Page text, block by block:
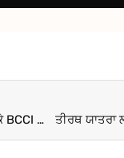
MS Dhoni ਨੂੰ ਲੈ ਕੇ BCCI ਦਾ ਵੱਡਾ ਫੈਸਲਾ, ਜਰਸੀ ਨੰਬਰ 7 ਹੋਵੇਗੀ ਰਿਟਾਇਰ, ਖਿਡਾਰੀਆਂ ਨੂੰ ਜਾਰੀ ਕੀਤੇ ਹੁਕਮ